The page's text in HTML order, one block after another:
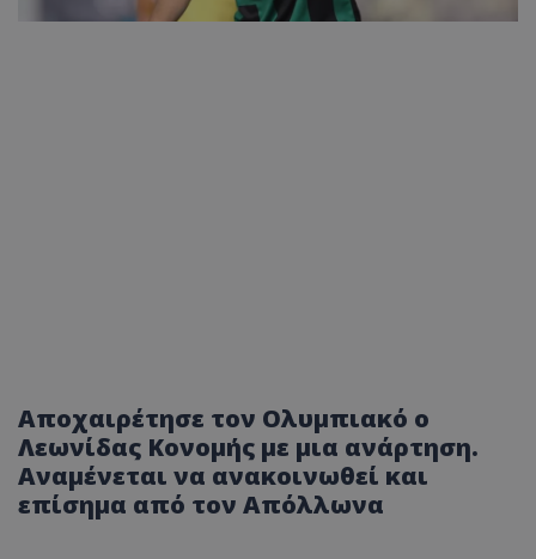
Αποχαιρέτησε τον Ολυμπιακό ο
Λεωνίδας Κονομής με μια ανάρτηση.
Αναμένεται να ανακοινωθεί και
επίσημα από τον Απόλλωνα